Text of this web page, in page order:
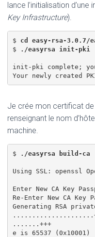
lance l’initialisation
Key Infrastructure).
$ cd easy-rsa-3.0.7/
$
./easyrsa init-pki
init-pki complete;
Je crée mon certificat de
renseignant le nom
machine.
$ ./easyrsa build-ca
Using SSL: openssl
Enter New CA Key
Re-Enter New CA Key
Generating RSA
.......+++
e is 65537 (0x10001)